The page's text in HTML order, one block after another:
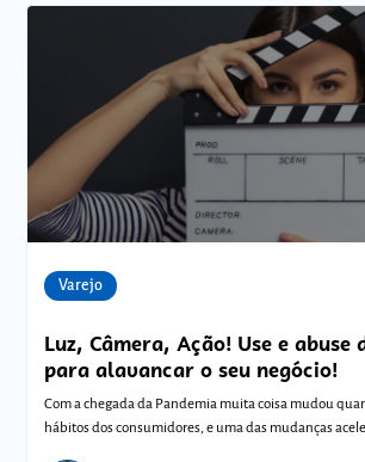
Varejo
Luz, Câmera, Ação! Use e abuse
para alavancar o seu negócio!
Com a chegada da Pandemia muita coisa mudou
hábitos dos consumidores, e uma das mudanças